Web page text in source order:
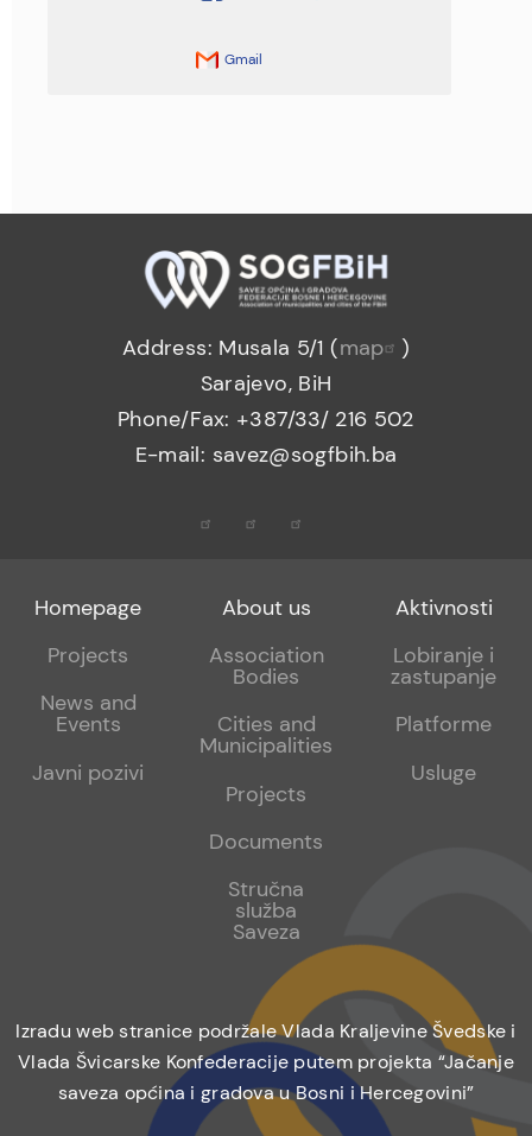
Gmail
Address: Musala 5/1 (map
)
Sarajevo, BiH
Phone/Fax: +387/33/ 216 502
E-mail: savez@sogfbih.ba
Footer
menu
Homepage
Projects
News and
Events
Javni pozivi
Footer
sub
About us
Association
Bodies
Cities and
Municipalities
Projects
Documents
Stručna
služba
Saveza
Footer
sub
Aktivnosti
Lobiranje i
zastupanje
Platforme
Usluge
Izradu web stranice podržale Vlada Kraljevine Švedske i
Vlada Švicarske Konfederacije putem projekta “Jačanje
saveza općina i gradova u Bosni i Hercegovini”